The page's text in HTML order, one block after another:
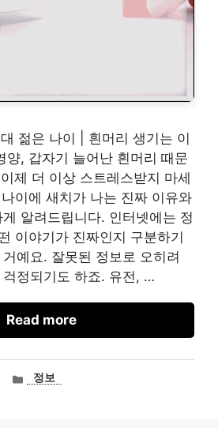
젊은 나이 | 흰머리 생기는 이
양, 갑자기 늘어난 흰머리 때문
제 더 이상 스트레스받지 마세
이에 새치가 나는 진짜 이유와
알려드립니다. 인터넷에는 정
이야기가 진짜인지 구분하기
예요. 잘못된 정보로 오히려
정되기도 하죠. 유전, …
Read more
카정보